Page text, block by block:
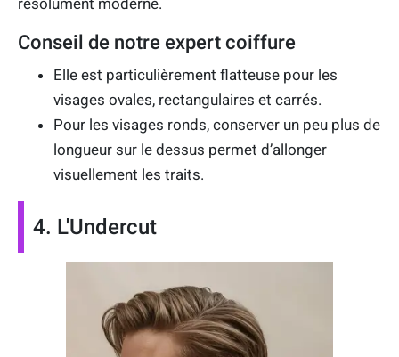
Conseil de notre expert coiffure
Elle est particulièrement flatteuse pour les
visages ovales, rectangulaires et carrés.
Pour les visages ronds, conserver un peu plus de
longueur sur le dessus permet d’allonger
visuellement les traits.
4. L'Undercut